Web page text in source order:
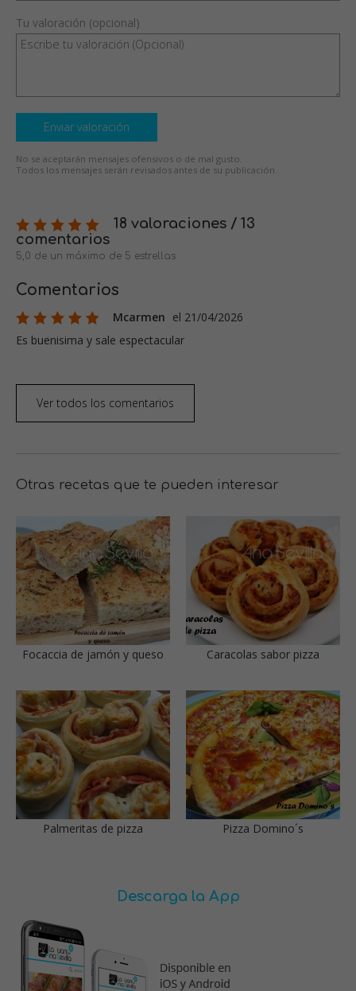
Tu valoración (opcional)
Enviar valoración
No se aceptarán mensajes ofensivos o de mal gusto.
Todos los mensajes serán revisados antes de su publicación.
18 valoraciones / 13
comentarios
5,0 de un máximo de 5 estrellas
Comentarios
Mcarmen el 21/04/2026
Es buenisima y sale espectacular
Ver todos los comentarios
Otras recetas que te pueden interesar
Focaccia de jamón y queso Caracolas sabor pizza
Palmeritas de pizza Pizza Domino´s
Descarga la App